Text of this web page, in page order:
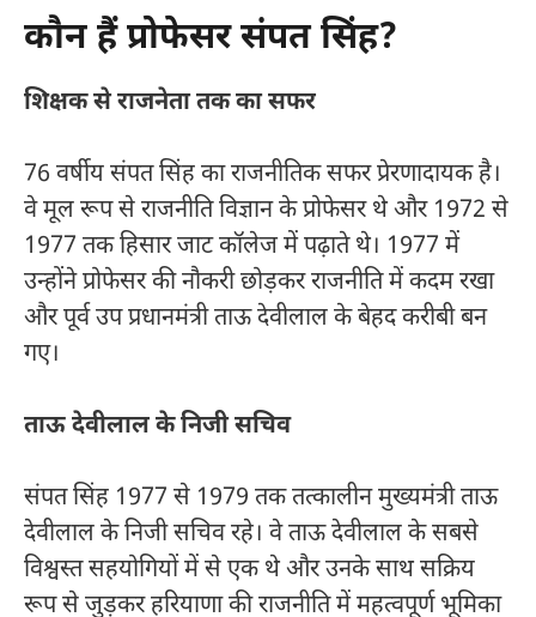
कौन हैं प्रोफेसर संपत सिंह?
शिक्षक से राजनेता तक का सफर
76 वर्षीय संपत सिंह का राजनीतिक सफर प्रेरणादायक है।
वे मूल रूप से राजनीति विज्ञान के प्रोफेसर थे और 1972 से
1977 तक हिसार जाट कॉलेज में पढ़ाते थे। 1977 में
उन्होंने प्रोफेसर की नौकरी छोड़कर राजनीति में कदम रखा
और पूर्व उप प्रधानमंत्री ताऊ देवीलाल के बेहद करीबी बन
गए।​
ताऊ देवीलाल के निजी सचिव
संपत सिंह 1977 से 1979 तक तत्कालीन मुख्यमंत्री ताऊ
देवीलाल के निजी सचिव रहे। वे ताऊ देवीलाल के सबसे
विश्वस्त सहयोगियों में से एक थे और उनके साथ सक्रिय
रूप से जुड़कर हरियाणा की राजनीति में महत्वपूर्ण भूमिका